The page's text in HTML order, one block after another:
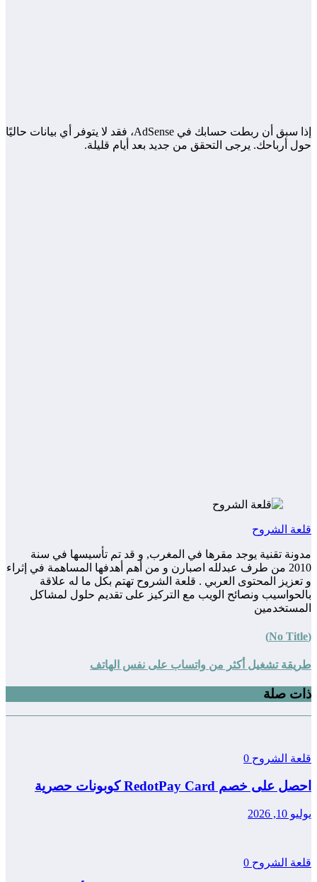
إذا سبق أن ربطت حسابك في AdSense، فقد لا يتوفر أي بيانات حاليًا
حول أرباحك. يرجى التحقق من جديد بعد أيام قليلة.
قلعة الشروح
مدونة تقنية يوجد مقرها في المغرب, و قد تم تأسيسها في سنة
2010 من طرف عبدلله اصبارن و من أهم أهدفها المساهمة في إثراء
و تعزيز المحتوى العربي . قلعة الشروح تهتم بكل ما له علاقة
بالحواسيب ونصائح الويب مع التركيز على تقديم حلول لمشاكل
المستخدمين
(No Title)
طريقة تشغيل أكثر من واتساب على نفس الهاتف
ذات صلة
قلعة الشروح 0
احصل على خصم RedotPay Card كوبونات حصرية
يوليو 10, 2026
قلعة الشروح 0